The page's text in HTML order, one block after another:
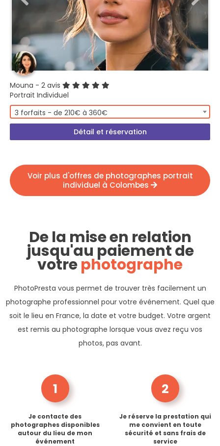
Mouna - 2 avis
Portrait Individuel
3 forfaits - de 210€ à 360€
Détail et réservation
Voir plus d'offres de photographes portrait
individuel à Colombes
De la mise en relation
jusqu'au paiement de
votrephotographe
PhotoPresta vous permet de trouver très facilement un
photographe professionnel pour votre événement. Quel que
soit le lieu en France, la date et votre budget. Votre argent
est remis au photographe lorsque vous avez reçu vos
photos, pas avant.
1
Je contacte des
photographes disponibles
autour du lieu de mon
événement
2
Je réserve la prestation qui
me convient en toute
sécurité et sans frais de
service